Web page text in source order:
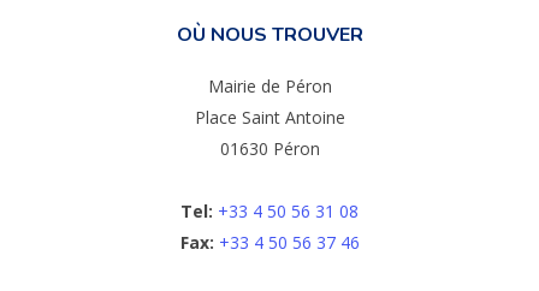
OÙ NOUS TROUVER
Mairie de Péron
Place Saint Antoine
01630 Péron
Tel: +33 4 50 56 31 08
Fax: +33 4 50 56 37 46